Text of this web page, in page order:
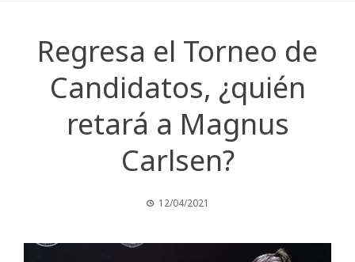
Regresa el Torneo de
Candidatos, ¿quién
retará a Magnus
Carlsen?
12/04/2021